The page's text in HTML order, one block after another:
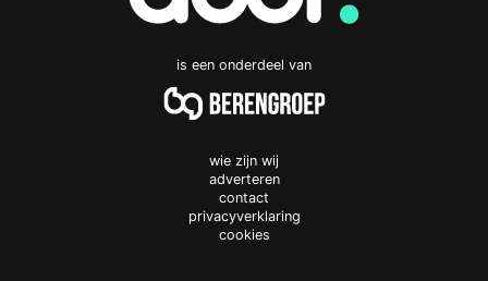
is een onderdeel van
wie zijn wij
adverteren
contact
privacyverklaring
cookies